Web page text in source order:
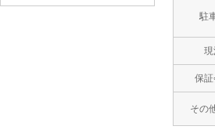
駐
保
その